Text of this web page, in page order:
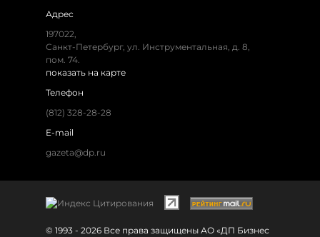
Адрес
197022,
Санкт-Петербург, ул. Инструментальная, д. 8,
пом. 74.
показать на карте
Телефон
(812) 328-28-28
E-mail
gazeta@dp.ru
© 1993 - 2026 Все права защищены АО «ДП Бизнес